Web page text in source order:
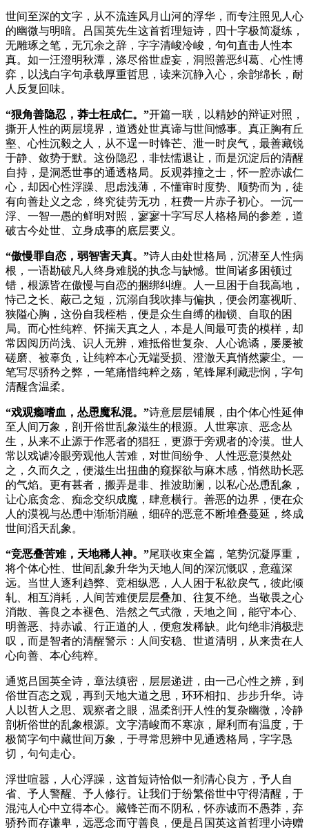
世间至深的文字，从不流连风月山河的浮华，而专注照见人心
的幽微与明暗。吕国英先生这首哲理短诗，四十字极简凝练，
无雕琢之笔，无冗余之辞，字字清峻冷峻，句句直击人性本
真。如一汪澄明秋潭，涤尽俗世虚妄，洞照善恶纠葛、心性博
弈，以浅白字句承载厚重哲思，读来沉静入心，余韵绵长，耐
人反复回味。
“狠角善隐忍，莽士枉成仁。”开篇一联，以精妙的辩证对照，
撕开人性的两层境界，道透处世真谛与世间憾事。真正胸有丘
壑、心性沉毅之人，从不逞一时锋芒、泄一时戾气，最善藏锐
于静、敛势于默。这份隐忍，非怯懦退让，而是沉淀后的清醒
自持，是洞悉世事的通透格局。反观莽撞之士，怀一腔赤诚仁
心，却因心性浮躁、思虑浅薄，不懂审时度势、顺势而为，徒
有向善赴义之念，终究徒劳无功，枉费一片赤子初心。一沉一
浮、一智一愚的鲜明对照，寥寥十字写尽人格格局的参差，道
破古今处世、立身成事的底层要义。
“傲慢罪自恋，弱智害天真。”诗人由处世格局，沉潜至人性病
根，一语勘破凡人终身难脱的执念与缺憾。世间诸多困顿过
错，根源皆在傲慢与自恋的捆绑纠缠。人一旦困于自我高地，
恃己之长、蔽己之短，沉溺自我吹捧与偏执，便会闭塞视听、
狭隘心胸，这份自我桎梏，便是众生自缚的枷锁、自取的困
局。而心性纯粹、怀揣天真之人，本是人间最可贵的模样，却
常因阅历尚浅、识人无辨，难抵俗世复杂、人心诡谲，屡屡被
磋磨、被辜负，让纯粹本心无端受损、澄澈天真悄然蒙尘。一
笔写尽骄矜之弊，一笔痛惜纯粹之殇，笔锋犀利藏悲悯，字句
清醒含温柔。
“戏观瘾嗜血，怂恿魔私混。”诗意层层铺展，由个体心性延伸
至人间万象，剖开俗世乱象滋生的根源。人世寒凉、恶念丛
生，从来不止源于作恶者的猖狂，更源于旁观者的冷漠。世人
常以戏谑冷眼旁观他人苦难，对世间纷争、人性恶意漠然处
之，久而久之，便滋生出扭曲的窥探欲与麻木感，悄然助长恶
的气焰。更有甚者，搬弄是非、推波助澜，以私心怂恿乱象，
让心底贪念、痴念交织成魔，肆意横行。善恶的边界，便在众
人的漠视与怂恿中渐渐消融，细碎的恶意不断堆叠蔓延，终成
世间滔天乱象。
“竞恶叠苦难，天地稀人神。”尾联收束全篇，笔势沉凝厚重，
将个体心性、世间乱象升华为天地人间的深沉慨叹，意蕴深
远。当世人逐利趋弊、竞相纵恶，人人困于私欲戾气，彼此倾
轧、相互消耗，人间苦难便层层叠加、往复不绝。当敬畏之心
消散、善良之本褪色、浩然之气式微，天地之间，能守本心、
明善恶、持赤诚、行正道的人，便愈发稀缺。此句绝非消极悲
叹，而是智者的清醒警示：人间安稳、世道清明，从来贵在人
心向善、本心纯粹。
通览吕国英全诗，章法缜密，层层递进，由一己心性之辨，到
俗世百态之观，再到天地大道之思，环环相扣、步步升华。诗
人以哲人之思、观察者之眼，温柔剖开人性的复杂幽微，冷静
剖析俗世的乱象根源。文字清峻而不寒凉，犀利而有温度，于
极简字句中藏世间万象，于寻常思辨中见通透格局，字字恳
切，句句走心。
浮世喧嚣，人心浮躁，这首短诗恰似一剂清心良方，予人自
省、予人警醒、予人修行。让我们于纷繁俗世中守得清醒，于
混沌人心中立得本心。藏锋芒而不阴私，怀赤诚而不愚莽，弃
骄矜而存谦卑，远恶念而守善良，便是吕国英这首哲理小诗赠